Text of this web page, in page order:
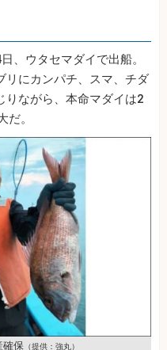
、ウタセマダイで出船。
リにカンパチ、スマ、チダ
りながら、本命マダイは2
。
確保 （提供：強丸）